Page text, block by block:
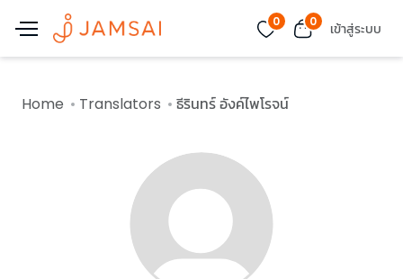
0 0 เข้าสู่ระบบ
Home Translators ธีรินทร์ อังค์ไพโรจน์